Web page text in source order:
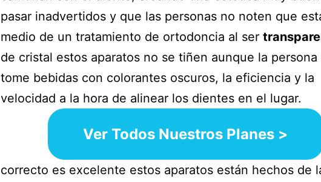
pasar inadvertidos y que las personas no noten que
medio de un tratamiento de ortodoncia al ser
de cristal estos aparatos no se tiñen aunque la persona
tome bebidas con colorantes oscuros, la eficiencia y la
velocidad a la hora de alinear los dientes en el lugar.
Ver Todos Nuestros Planes >
correcto es excelente estos aparatos están hechos de